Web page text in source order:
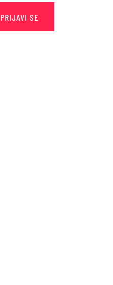
PRIJAVI SE